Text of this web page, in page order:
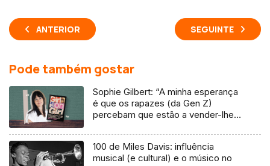
ANTERIOR SEGUINTE
Pode também gostar
Sophie Gilbert: “A minha esperança
é que os rapazes (da Gen Z)
percebam que estão a vender-lhes
100 de Miles Davis: influência
musical (e cultural) e o músico no